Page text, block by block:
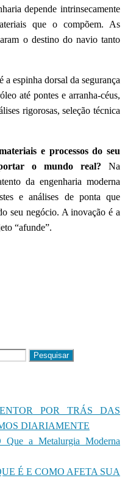
depende intrinsecamente
que o compõem. As
o destino do navio tanto
a espinha dorsal da segurança
até pontes e arranha-céus,
rigorosas, seleção técnica
e processos do seu
o mundo real? Na
da engenharia moderna
e análises de ponta que
seu negócio. A inovação é a
“afunde”.
POR TRÁS DAS
DIARIAMENTE
a Metalurgia Moderna
É E COMO AFETA SUA